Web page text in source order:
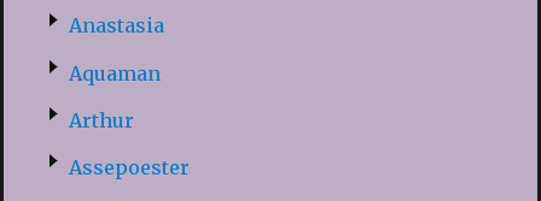
Anastasia
Aquaman
Arthur
Assepoester